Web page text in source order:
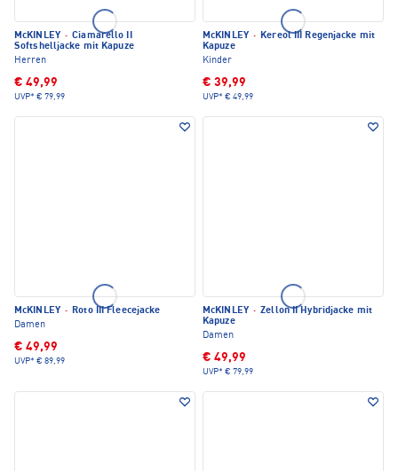
McKINLEY · Ciamarello II
Softshelljacke mit Kapuze
Herren
€ 49,99
UVP* € 79,99
McKINLEY · Kereol III Regenjacke mit
Kapuze
Kinder
€ 39,99
UVP* € 49,99
McKINLEY · Roto III Fleecejacke
Damen
€ 49,99
UVP* € 89,99
McKINLEY · Zellon II Hybridjacke mit
Kapuze
Damen
€ 49,99
UVP* € 79,99